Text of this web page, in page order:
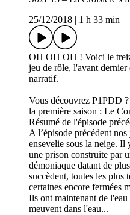
25/12/2018
1 h 33 min
OH OH OH ! Voici le
jeu de rôle, l'avant dernier
narratif.
Vous découvrez P1PDD
la première saison : Le
Résumé de l'épisode
A l’épisode précédent
ensevelie sous la neige. Il
une prison construite par
démoniaque datant de
succèdent, toutes les plus
certaines encore fermées
Ils ont maintenant de l'eau
meuvent dans l'eau...